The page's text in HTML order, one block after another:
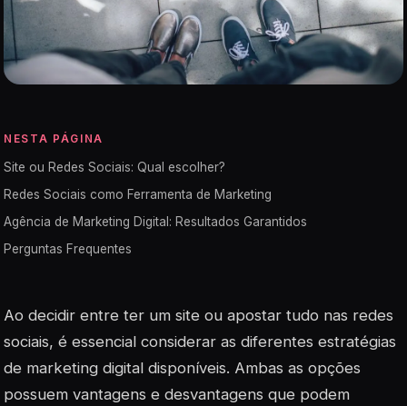
NESTA PÁGINA
Site ou Redes Sociais: Qual escolher?
Redes Sociais como Ferramenta de Marketing
Agência de Marketing Digital: Resultados Garantidos
Perguntas Frequentes
Ao decidir entre ter um site ou apostar tudo nas redes
sociais, é essencial considerar as diferentes estratégias
de marketing digital disponíveis. Ambas as opções
possuem vantagens e desvantagens que podem